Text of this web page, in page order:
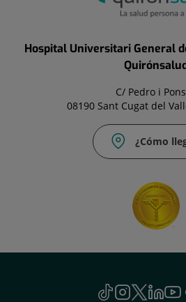
Hospital Universitari General
C/ Pedro i
08190 Sant Cugat del
¿Cómo
TikTok
EsteInstagram
EsteTwitter
EsteLinkedin
EsteEste